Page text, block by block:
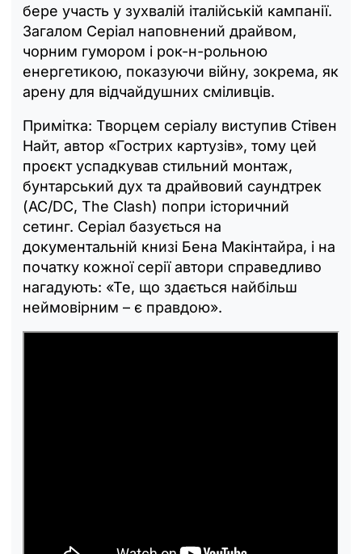
бере участь у зухвалій італійській кампанії.
Загалом Серіал наповнений драйвом,
чорним гумором і рок-н-рольною
енергетикою, показуючи війну, зокрема, як
арену для відчайдушних сміливців.
Примітка: Творцем серіалу виступив Стівен
Найт, автор «Гострих картузів», тому цей
проєкт успадкував стильний монтаж,
бунтарський дух та драйвовий саундтрек
(AC/DC, The Clash) попри історичний
сетинг. Серіал базується на
документальній книзі Бена Макінтайра, і на
початку кожної серії автори справедливо
нагадують: «Те, що здається найбільш
неймовірним – є правдою».